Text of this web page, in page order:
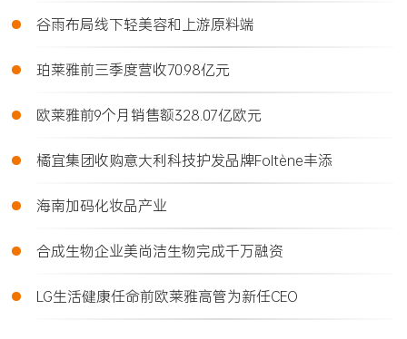
• 谷雨布局线下轻美容和上游原料端
• 珀莱雅前三季度营收70.98亿元
• 欧莱雅前9个月销售额328.07亿欧元
• 橘宜集团收购意大利科技护发品牌Foltène丰添
• 海南加码化妆品产业
• 合成生物企业美尚洁生物完成千万融资
• LG生活健康任命前欧莱雅高管为新任CEO